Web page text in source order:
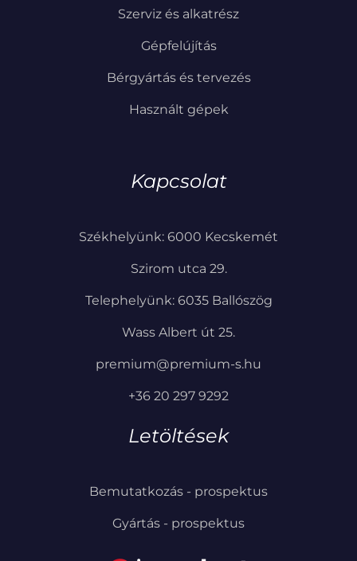
Szerviz és alkatrész
Gépfelújítás
Bérgyártás és tervezés
Használt gépek
Kapcsolat
Székhelyünk: 6000 Kecskemét
Szirom utca 29.
Telephelyünk: 6035 Ballószög
Wass Albert út 25.
premium@premium-s.hu
+36 20 297 9292
Letöltések
Bemutatkozás - prospektus
Gyártás - prospektus